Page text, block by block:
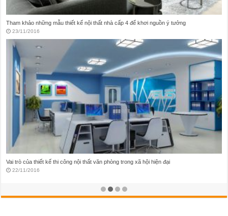
Thiết kế thi công nội thất nhà ở theo phong cách Vintage
20/11/2016
Thám hiểm những mẫu thiết kế nội thất quán karaoke huyền ảo tại Việt Nam
19/11/2016